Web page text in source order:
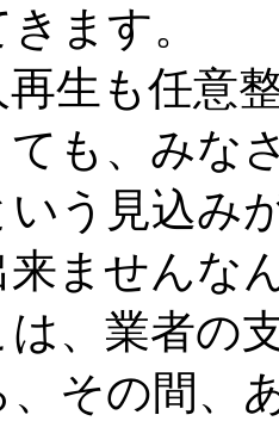
ます。
生も任意
も、みな
いう見込み
来ませんな
、業者の
、その間、